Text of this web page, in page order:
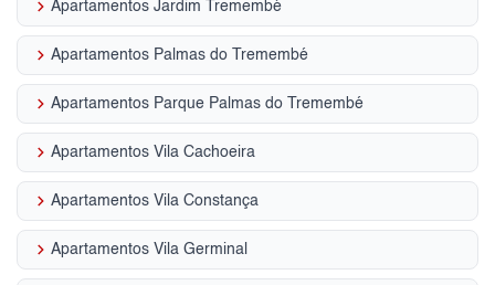
keyboard_arrow_right Apartamentos Jardim Tremembé
keyboard_arrow_right Apartamentos Palmas do Tremembé
keyboard_arrow_right Apartamentos Parque Palmas do Tremembé
keyboard_arrow_right Apartamentos Vila Cachoeira
keyboard_arrow_right Apartamentos Vila Constança
keyboard_arrow_right Apartamentos Vila Germinal